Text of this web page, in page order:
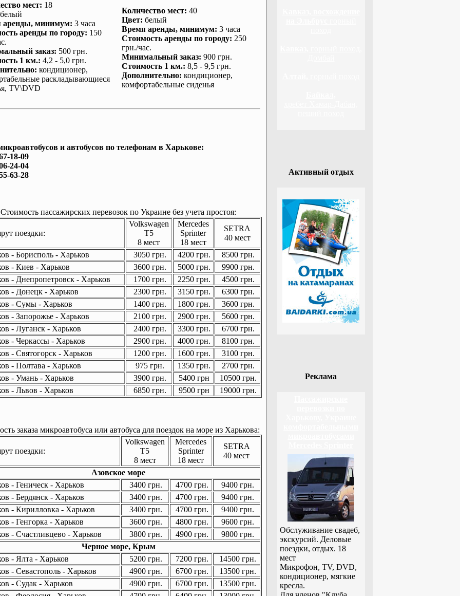
мест: 18
белый
аренды, минимум: 3 часа
аренды по городу: 150
заказ: 500 грн.
1 км.: 4,2 - 5,0 грн.
: кондиционер,
раскладывающиеся
TV\DVD
Количество мест: 40
Цвет: белый
Время аренды, минимум: 3 часа
Стоимость аренды по городу: 250
грн./час.
Минимальный заказ: 900 грн.
Стоимость 1 км.: 8,5 - 9,5 грн.
Дополнительно: кондиционер,
комфортабельные сиденья
и автобусов по телефонам в Харькове:
18-09
24-04
63-28
Стоимость пассажирских перевозок по Украине без учета простоя:
поездки:
Volkswagen
T5
8 мест
Mercedes
Sprinter
18 мест
SETRA
40 мест
- Борисполь - Харьков
3050 грн. 4200 грн.
8500 грн.
- Киев - Харьков
3600 грн. 5000 грн.
9900 грн.
- Днепропетровск - Харьков
1700 грн. 2250 грн.
4500 грн.
- Донецк - Харьков
2300 грн. 3150 грн.
6300 грн.
- Сумы - Харьков
1400 грн. 1800 грн.
3600 грн.
- Запорожье - Харьков
2100 грн. 2900 грн.
5600 грн.
- Луганск - Харьков
2400 грн. 3300 грн.
6700 грн.
- Черкассы - Харьков
2900 грн. 4000 грн.
8100 грн.
- Святогорск - Харьков
1200 грн. 1600 грн.
3100 грн.
- Полтава - Харьков
975 грн. 1350 грн.
2700 грн.
- Умань - Харьков
3900 грн. 5400 грн
10500 грн.
- Львов - Харьков
6850 грн. 9500 грн 19000 грн.
заказа микроавтобуса или автобуса для поездок на море из Харькова:
поездки:
Volkswagen
T5
8 мест
Mercedes
Sprinter
18 мест
SETRA
40 мест
Азовское море
- Геническ - Харьков
3400 грн. 4700 грн.
9400 грн.
- Бердянск - Харьков
3400 грн. 4700 грн.
9400 грн.
- Кирилловка - Харьков
3400 грн. 4700 грн.
9400 грн.
- Генгорка - Харьков
3600 грн. 4800 грн.
9600 грн.
- Счастливцево - Харьков
3800 грн. 4900 грн.
9800 грн.
Черное море, Крым
- Ялта - Харьков
5200 грн. 7200 грн.
14500 грн.
- Севастополь - Харьков
4900 грн. 6700 грн.
13500 грн.
- Судак - Харьков
4900 грн. 6700 грн.
13500 грн.
Активный отдых
Реклама
Обслуживание свадеб,
экскурсий. Деловые
поездки, отдых. 18
мест
Микрофон, TV, DVD,
кондиционер, мягкие
кресла.